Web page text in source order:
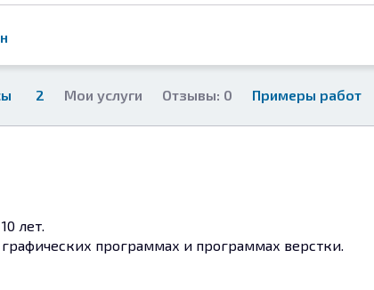
2 Мои услуги Отзывы: 0 Примеры работ
лет.
программах и программах верстки.